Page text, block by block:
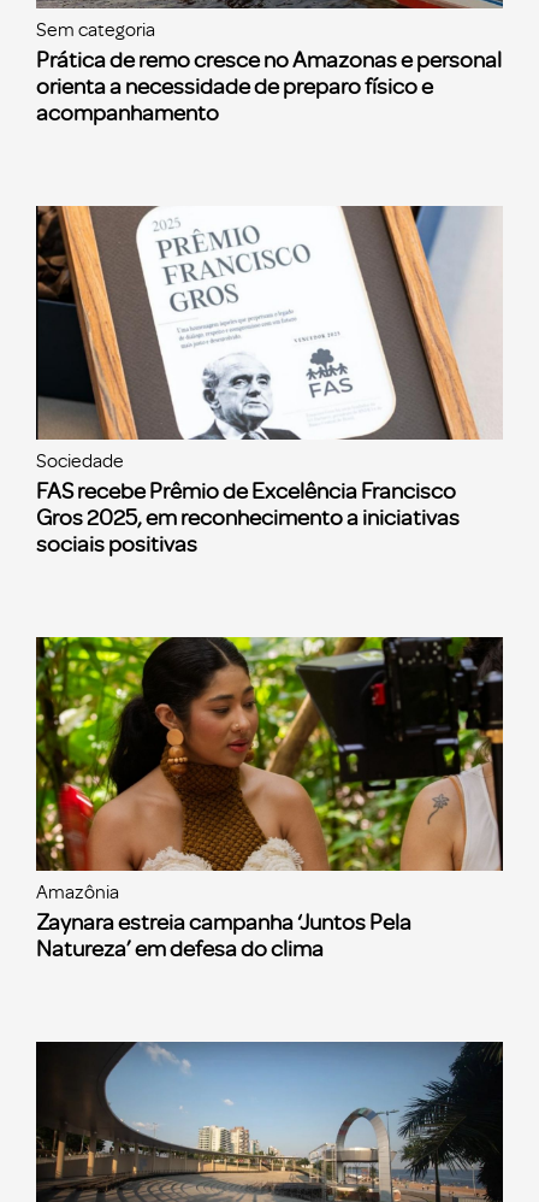
Sem categoria
Prática de remo cresce no Amazonas e personal
orienta a necessidade de preparo físico e
acompanhamento
Sociedade
FAS recebe Prêmio de Excelência Francisco
Gros 2025, em reconhecimento a iniciativas
sociais positivas
Amazônia
Zaynara estreia campanha ‘Juntos Pela
Natureza’ em defesa do clima